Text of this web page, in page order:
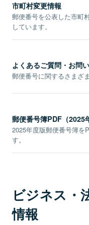
市町村変更情報
郵便番号を公表した市町
しています。
よくあるご質問・お問
郵便番号に関するさまざ
郵便番号簿PDF（2025
2025年度版郵便番号簿を
す。
ビジネス・
情報